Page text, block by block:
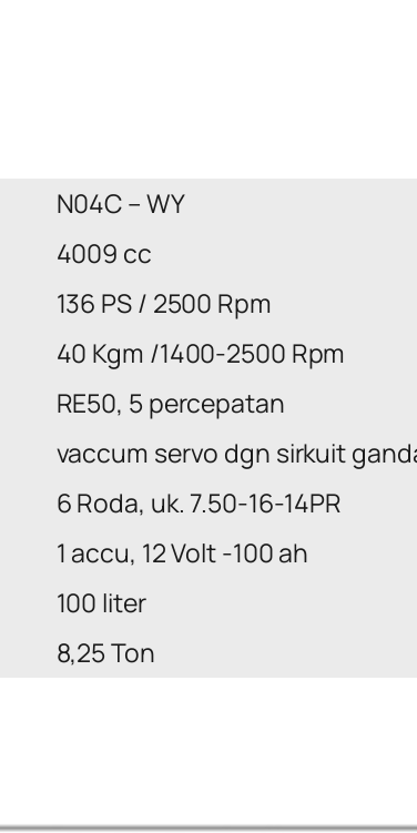
N04C – WY
4009 cc
136 PS / 2500 Rpm
40 Kgm /1400-2500 Rpm
RE50, 5 percepatan
vaccum servo dgn sirkuit
6 Roda, uk. 7.50-16-14PR
1 accu, 12 Volt -100 ah
100 liter
8,25 Ton